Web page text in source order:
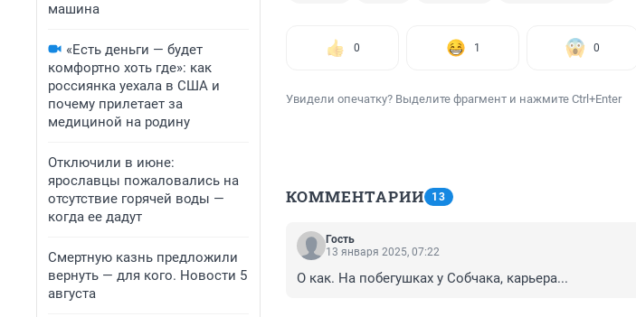
машина
«Есть деньги — будет
комфортно хоть где»: как
россиянка уехала в США и
почему прилетает за
медициной на родину
Отключили в июне:
ярославцы пожаловались на
отсутствие горячей воды —
когда ее дадут
Смертную казнь предложили
вернуть — для кого. Новости 5
августа
0 1 0
Увидели опечатку? Выделите фрагмент и нажмите Ctrl+Enter
КОММЕНТАРИИ 13
Гость
13 января 2025, 07:22
О как. На побегушках у Собчака, карьера...